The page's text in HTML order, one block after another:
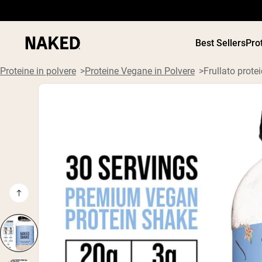
Best Sellers
”Overnight Oats“
”Vegan protein“
”Collagen“
”Micellar Casein“
Proteine in polvere Proteine Vegane in Polvere Frullato